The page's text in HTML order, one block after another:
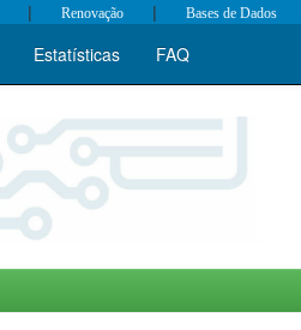
| Renovação | Bases de Dados
Estatísticas FAQ